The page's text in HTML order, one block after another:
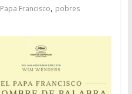
Papa Francisco, pobres